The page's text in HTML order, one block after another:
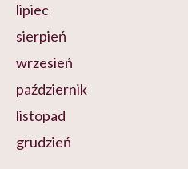
lipiec
sierpień
wrzesień
październik
listopad
grudzień